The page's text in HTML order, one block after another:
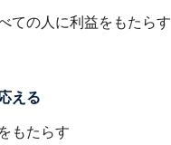
ての人に利益をもたらす
える
もたらす